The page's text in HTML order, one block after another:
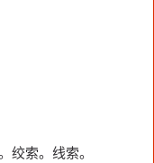
绞索。线索。